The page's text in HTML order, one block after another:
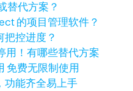
替代方案？
的项目管理软件？
把控进度？
用！有哪些替代方案
免费无限制使用
功能齐全易上手